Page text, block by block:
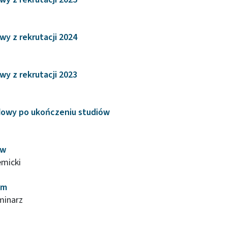
z rekrutacji 2024
z rekrutacji 2023
po ukończeniu studiów